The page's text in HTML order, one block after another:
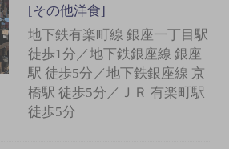
[その他洋食]
地下鉄有楽町線 銀座一丁目駅
徒歩1分／地下鉄銀座線 銀座
駅 徒歩5分／地下鉄銀座線 京
橋駅 徒歩5分／ＪＲ 有楽町駅
徒歩5分